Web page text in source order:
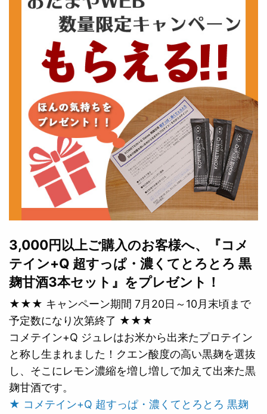
3,000円以上ご購入のお客様へ、『コメ
テイン+Q 超すっぱ・濃くてとろとろ 黒
麹甘酒3本セット』をプレゼント！
★★★ キャンペーン期間 7月20日～10月末頃まで
予定数になり次第終了 ★★★
コメテイン+Q ジュレはお米から出来たプロテイン
と称し生まれました！クエン酸度の高い黒麹を選抜
し、そこにレモン濃縮を増し増しで加えて出来た黒
麹甘酒です。
★ コメテイン+Q 超すっぱ・濃くてとろとろ 黒麹